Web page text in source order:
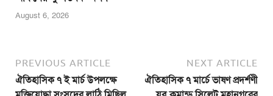
August 6, 2026
PREVIOUS ARTICLE
ঐতিহাসিক ৭ ই মার্চ উপলক্ষে
NEXT ARTICLE
ঐতিহাসিক ৭ মার্চে ভাষণ প্রদর্শণী